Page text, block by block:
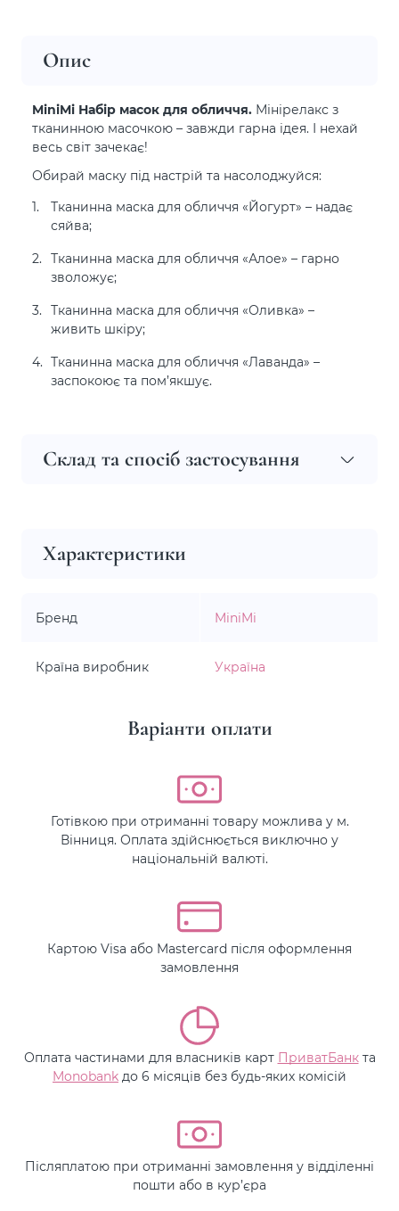
Опис
MiniMi Набір масок для обличчя. Мінірелакс з
тканинною масочкою – завжди гарна ідея. І нехай
весь світ зачекає!
Обирай маску під настрій та насолоджуйся:
Тканинна маска для обличчя «Йогурт» – надає
сяйва;
Тканинна маска для обличчя «Алое» – гарно
зволожує;
Тканинна маска для обличчя «Оливка» –
живить шкіру;
Тканинна маска для обличчя «Лаванда» –
заспокоює та пом’якшує.
Склад та спосіб застосування
Характеристики
Бренд MiniMi
Країна виробник Україна
Варіанти оплати
Готівкою при отриманні товару можлива у м.
Вінниця. Оплата здійснюється виключно у
національній валюті.
Картою Visa або Mastercard після оформлення
замовлення
Оплата частинами для власників карт ПриватБанкта
Monobank до 6 місяців без будь-яких комісій
Післяплатою при отриманні замовлення у відділенні
пошти або в кур’єра